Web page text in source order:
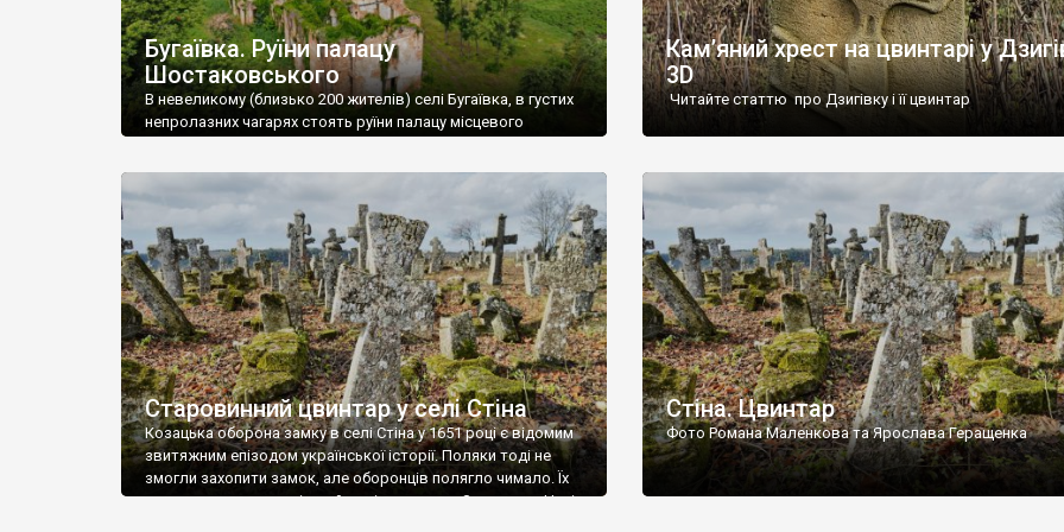
Бугаївка. Руїни палацу
Шостаковського
В невеликому (близько 200 жителів) селі Бугаївка, в густих
непролазних чагарях стоять руїни палацу місцевого
потім клуб, ще пізніше – гуртожиток. У 60-х роках минулого
століття тут розмістили туберкульозну лікарню. Коли із
палацу виїхала лікарня – ми точно не […]
Кам’яний хрест на цвинтарі у
3D
Читайте статтю про Дзигівку і її цвинтар
Старовинний цвинтар у селі Стіна
Козацька оборона замку в селі Стіна у 1651 році є відомим
звитяжним епізодом української історії. Поляки тоді не
змогли захопити замок, але оборонців полягло чимало. Їх
поховали на цвинтарі, який тоді називався Замковим. Нині
Стіна. Цвинтар
Фото Романа Маленкова та Ярослава Геращенка